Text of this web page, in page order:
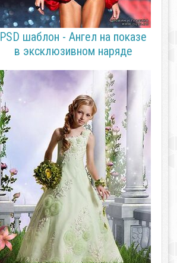
PSD шаблон - Ангел на показе
в эксклюзивном наряде